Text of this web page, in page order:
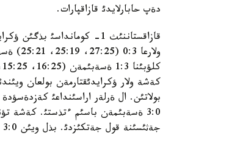
دةپ حابارلايدئ قازاقپارات.
بولاتئن. ال ةرلةر اراسئنداعئ
جةثئسئنة قول جةتكئزدئ. بذل ويئن 3:0 ةسةبئمةن اياقتالدئ.